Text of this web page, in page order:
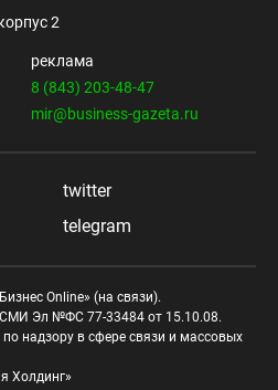
2
реклама
8 (843) 203-48-47
mir@business-gazeta.ru
twitter
telegram
Online» (на связи).
СМИ Эл №ФС 77-33484 от 15.10.08.
надзору в сфере связи и массовых
Холдинг»